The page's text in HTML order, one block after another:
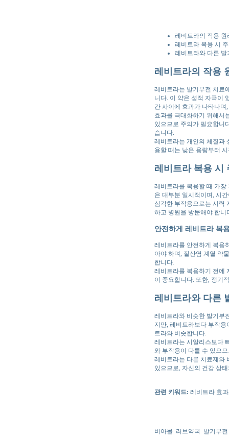
레비트라의 작용
레비트라 복용 시
레비트라와 다른
레비트라의 작용
레비트라는 발기부전 치료
니다. 이 약은 성적 자극이
간 사이에 효과가 나타나
효과를 극대화하기 위해서
있으므로 주의가 필요합니
습니다.
레비트라는 개인의 체질과
용할 때는 낮은 용량부터
레비트라 복용 시
레비트라를 복용할 때 가장
은 대부분 일시적이며, 시
심각한 부작용으로는 시력
하고 병원을 방문해야 합니
안전하게 레비트라 복
레비트라를 안전하게 복용
아야 하며, 질산염 계열 약
합니다.
레비트라를 복용하기 전에
이 중요합니다. 또한, 정기
레비트라와 다른
레비트라와 비슷한 발기부
지만, 레비트라보다 부작
트라와 비슷합니다.
레비트라는 시알리스보다
와 부작용이 다를 수 있으
레비트라는 다른 치료제와
있으므로, 자신의 건강 상
관련 키워드: 레비트라 효
비아몰 러브약국 발기부전